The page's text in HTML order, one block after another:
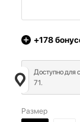
+178
Доступно для
71.
Размер